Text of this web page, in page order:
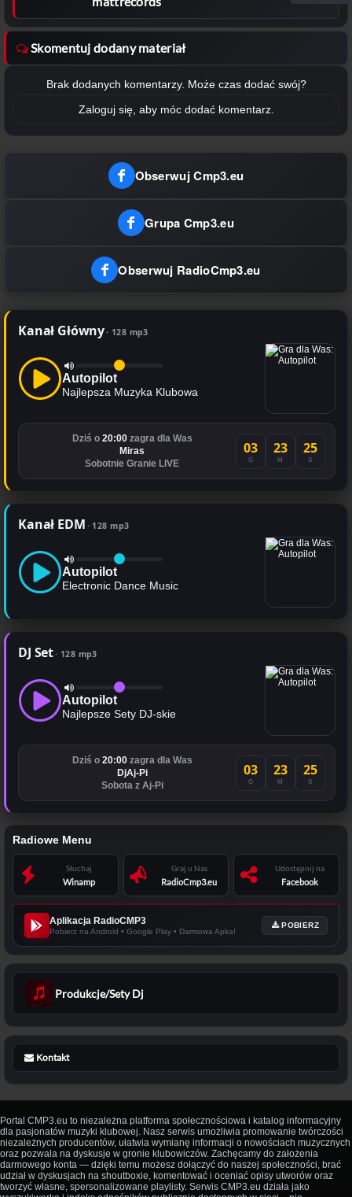
Skomentuj dodany materiał
Brak dodanych komentarzy. Może czas dodać swój?
Zaloguj się, aby móc dodać komentarz.
Obserwuj Cmp3.eu
Grupa Cmp3.eu
Obserwuj RadioCmp3.eu
Kanał Główny 128 mp3
Autopilot
Najlepsza Muzyka Klubowa
Dziś o 20:00zagra dla Was
Miras
Sobotnie Granie LIVE
03
G
23
M
25
S
Kanał EDM 128 mp3
Autopilot
Electronic Dance Music
DJ Set 128 mp3
Autopilot
Najlepsze Sety DJ-skie
Dziś o 20:00zagra dla Was
DjAj-Pi
Sobota z Aj-Pi
03
G
23
M
25
S
Radiowe Menu
Słuchaj
Winamp
Graj u Nas
RadioCmp3.eu
Udostępnij na
Facebook
Aplikacja RadioCMP3
Pobierz na Android • Google Play • Darmowa Apka!
POBIERZ
Produkcje/Sety Dj
Kontakt
Portal CMP3.eu to niezależna platforma społecznościowa i katalog informacyjny
dla pasjonatów muzyki klubowej. Nasz serwis umożliwia promowanie twórczości
niezależnych producentów, ułatwia wymianę informacji o nowościach muzycznych
oraz pozwala na dyskusje w gronie klubowiczów. Zachęcamy do założenia
darmowego konta — dzięki temu możesz dołączyć do naszej społeczności, brać
udział w dyskusjach na shoutboxie, komentować i oceniać opisy utworów oraz
tworzyć własne, spersonalizowane playlisty. Serwis CMP3.eu działa jako